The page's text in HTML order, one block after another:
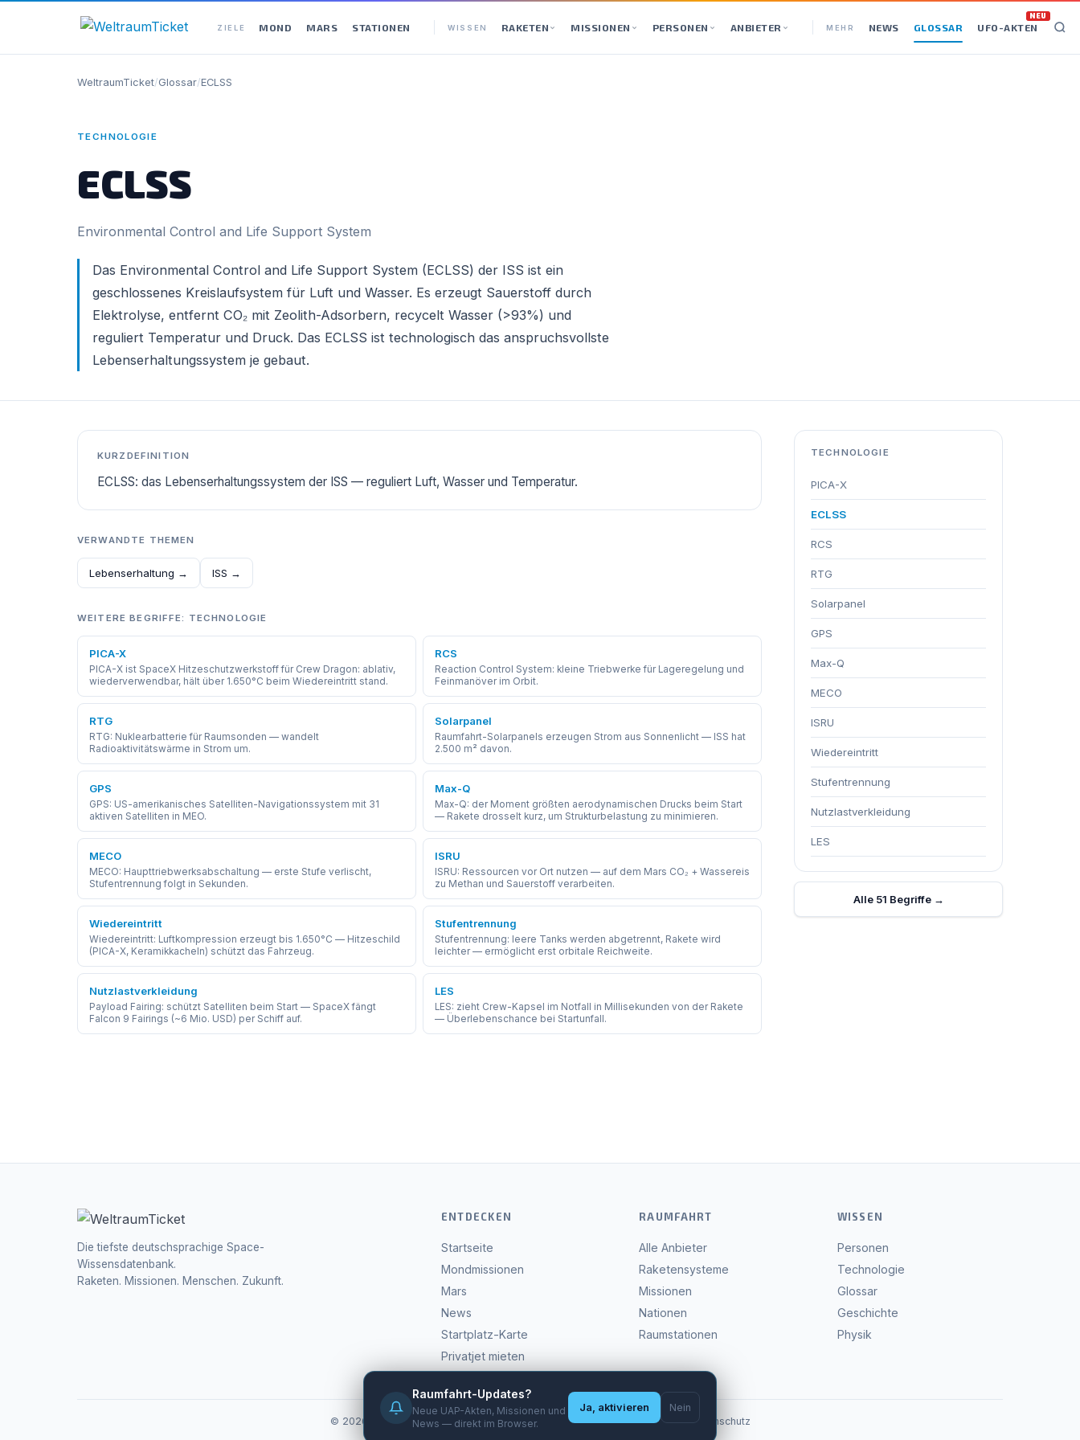
ZIELE MOND MARS STATIONEN WISSEN RAKETEN MISSIONEN PERSONEN ANBIETER MEHR NEWS GLOSSAR UFO-AKTEN
NEU
Raumfahrt-Updates?
Neue UAP-Akten, Missionen und
News — direkt im Browser.
Ja, aktivieren Nein
WeltraumTicket/Glossar/ECLSS
TECHNOLOGIE
ECLSS
Environmental Control and Life Support System
Das Environmental Control and Life Support System (ECLSS) der ISS ist ein
geschlossenes Kreislaufsystem für Luft und Wasser. Es erzeugt Sauerstoff durch
Elektrolyse, entfernt CO₂ mit Zeolith-Adsorbern, recycelt Wasser (>93%) und
reguliert Temperatur und Druck. Das ECLSS ist technologisch das anspruchsvollste
Lebenserhaltungssystem je gebaut.
KURZDEFINITION
ECLSS: das Lebenserhaltungssystem der ISS — reguliert Luft, Wasser und Temperatur.
VERWANDTE THEMEN
Lebenserhaltung → ISS →
WEITERE BEGRIFFE: TECHNOLOGIE
PICA-X
PICA-X ist SpaceX Hitzeschutzwerkstoff für Crew Dragon: ablativ,
wiederverwendbar, hält über 1.650°C beim Wiedereintritt stand.
RCS
Reaction Control System: kleine Triebwerke für Lageregelung und
Feinmanöver im Orbit.
RTG
RTG: Nuklearbatterie für Raumsonden — wandelt
Radioaktivitätswärme in Strom um.
Solarpanel
Raumfahrt-Solarpanels erzeugen Strom aus Sonnenlicht — ISS hat
2.500 m² davon.
GPS
GPS: US-amerikanisches Satelliten-Navigationssystem mit 31
aktiven Satelliten in MEO.
Max-Q
Max-Q: der Moment größten aerodynamischen Drucks beim Start
— Rakete drosselt kurz, um Strukturbelastung zu minimieren.
MECO
MECO: Haupttriebwerksabschaltung — erste Stufe verlischt,
Stufentrennung folgt in Sekunden.
ISRU
ISRU: Ressourcen vor Ort nutzen — auf dem Mars CO₂ + Wassereis
zu Methan und Sauerstoff verarbeiten.
Wiedereintritt
Wiedereintritt: Luftkompression erzeugt bis 1.650°C — Hitzeschild
(PICA-X, Keramikkacheln) schützt das Fahrzeug.
Stufentrennung
Stufentrennung: leere Tanks werden abgetrennt, Rakete wird
leichter — ermöglicht erst orbitale Reichweite.
Nutzlastverkleidung
Payload Fairing: schützt Satelliten beim Start — SpaceX fängt
Falcon 9 Fairings (~6 Mio. USD) per Schiff auf.
LES
LES: zieht Crew-Kapsel im Notfall in Millisekunden von der Rakete
— Überlebenschance bei Startunfall.
TECHNOLOGIE
PICA-X
ECLSS
RCS
RTG
Solarpanel
GPS
Max-Q
MECO
ISRU
Wiedereintritt
Stufentrennung
Nutzlastverkleidung
LES
Alle 51 Begriffe →
Die tiefste deutschsprachige Space-
Wissensdatenbank.
Raketen. Missionen. Menschen. Zukunft.
ENTDECKEN
Startseite
Mondmissionen
Mars
News
Startplatz-Karte
Privatjet mieten
RAUMFAHRT
Alle Anbieter
Raketensysteme
Missionen
Nationen
Raumstationen
WISSEN
Personen
Technologie
Glossar
Geschichte
Physik
© 2026 WeltraumTicket.de — Alle Angaben ohne Gewähr —Impressum·Datenschutz